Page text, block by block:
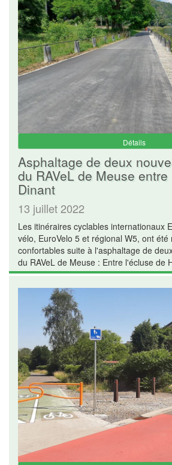
Détails
Asphaltage de deux
du RAVeL de Meuse
Dinant
13 juillet 2022
Les itinéraires cyclables internationaux
vélo, EuroVelo 5 et régional W5, ont
confortables suite à l'asphaltage de
du RAVeL de Meuse : Entre l'écluse de